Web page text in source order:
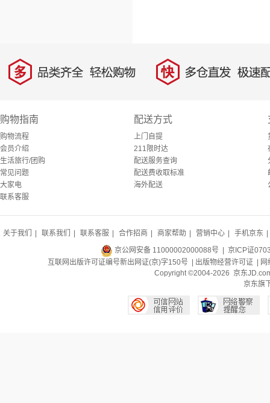
多 品类齐全，轻松购物 快 多仓直发，极速配
购物指南
购物流程
会员介绍
生活旅行/团购
常见问题
大家电
联系客服
配送方式
上门自提
211限时达
配送服务查询
配送费收取标准
海外配送
关于我们 联系我们 联系客服 合作招商 商家帮助 营销中心 手机京东
京公网安备 11000002000088号 | 京ICP证
互联网出版许可证编号新出网证(京)字150号 | 出版物经营许可证
Copyright ©2004-2026 京东
京东旗